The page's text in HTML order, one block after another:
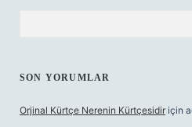
SON YORUMLAR
Orjinal Kürtçe Nerenin Kürtçesidir için